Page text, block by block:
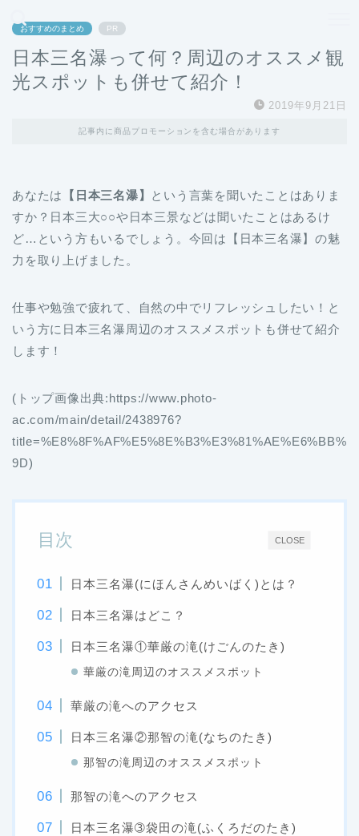
おすすめのまとめ PR
日本三名瀑って何？周辺のオススメ観
光スポットも併せて紹介！
2019年9月21日
記事内に商品プロモーションを含む場合があります
あなたは 【日本三名瀑】 という言葉を聞いたことはありま
すか？日本三大○○や日本三景などは聞いたことはあるけ
ど…という方もいるでしょう。今回は【日本三名瀑】の魅
力を取り上げました。
仕事や勉強で疲れて、自然の中でリフレッシュしたい！と
いう方に日本三名瀑周辺のオススメスポットも併せて紹介
します！
(トップ画像出典:https://www.photo-
ac.com/main/detail/2438976?
title=%E8%8F%AF%E5%8E%B3%E3%81%AE%E6%BB%
9D)
CLOSE
目次
日本三名瀑(にほんさんめいばく)とは？
日本三名瀑はどこ？
日本三名瀑①華厳の滝(けごんのたき)
華厳の滝周辺のオススメスポット
華厳の滝へのアクセス
日本三名瀑②那智の滝(なちのたき)
那智の滝周辺のオススメスポット
那智の滝へのアクセス
日本三名瀑➂袋田の滝(ふくろだのたき)